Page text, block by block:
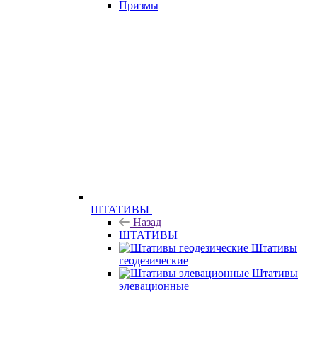
Призмы
ШТАТИВЫ
Назад
ШТАТИВЫ
Штативы
геодезические
Штативы
элевационные